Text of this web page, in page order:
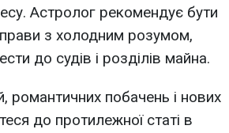
Астролог рекомендує бути
з холодним розумом,
до судів і розділів майна.
романтичних побачень і нових
до протилежної статі в